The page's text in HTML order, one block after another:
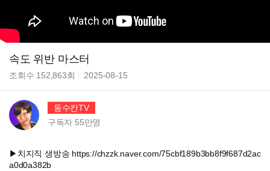
속도 위반 마스터
조회수 152,863회 2025-08-15
동수칸TV
구독자 55만명
▶치지직 생방송 https://chzzk.naver.com/75cbf189b3bb8f9f687d2ac
a0d0a382b